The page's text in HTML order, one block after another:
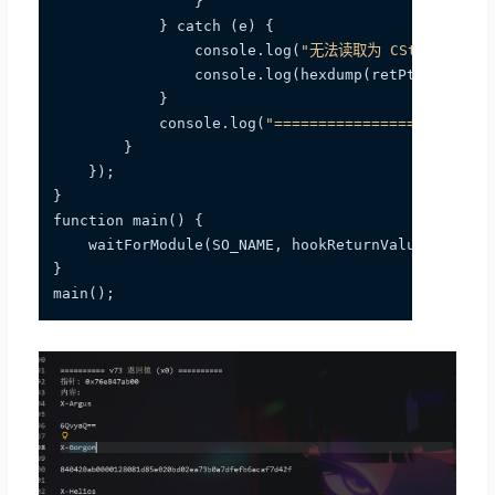
            } catch (e) {
                console.log(
"无法读取为 CString，打
console.log(hexdump(retPtr, {
            }
            console.log(
        }
    });
}
function main() {
    waitForModule(SO_NAME, hookReturnValue);
}